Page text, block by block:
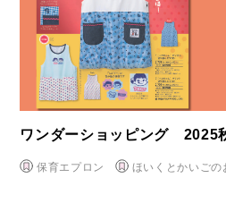
ワンダーショッピング 2025
保育エプロン ほいくとかいごの